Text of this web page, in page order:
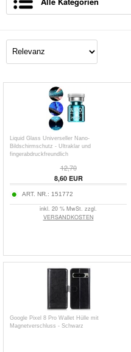
Liquid Glass Universeller Nano-
Bildschirmschutz - Ultraklar und
fingerabdruckfreundlich
12,70
8,60EUR
ART. NR.: 151772
inkl. 20 % MwSt. zzgl.
VERSANDKOSTEN
Google Pixel 8 Pro Wallet Hülle mit
Magnetverschluss - Schwarz